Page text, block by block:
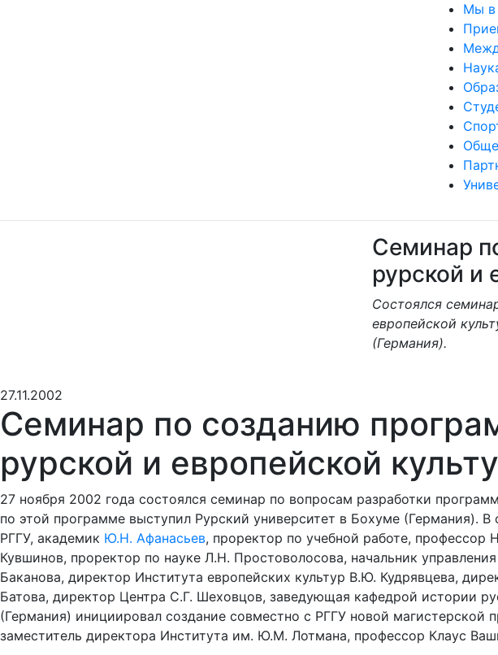
Мы
Семинар
рурской и
Состоялся
европейской
(Германия).
27.11.2002
Семинар по созданию
рурской и европейской
27 ноября 2002 года состоялся семинар по вопросам разработки
по этой программе выступил Рурский университет в Бохуме (Германия).
РГГУ, академик Ю.Н. Афанасьев, проректор по учебной работе,
Кувшинов, проректор по науке Л.Н. Простоволосова, начальник
Баканова, директор Института европейских культур В.Ю. Кудрявцева,
Батова, директор Центра С.Г. Шеховцов, заведующая кафедрой истории
(Германия) инициировал создание совместно с РГГУ новой
заместитель директора Института им. Ю.М. Лотмана, профессор Клаус